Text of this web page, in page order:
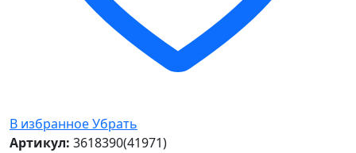
В избранноеУбрать
Артикул: 3618390(41971)